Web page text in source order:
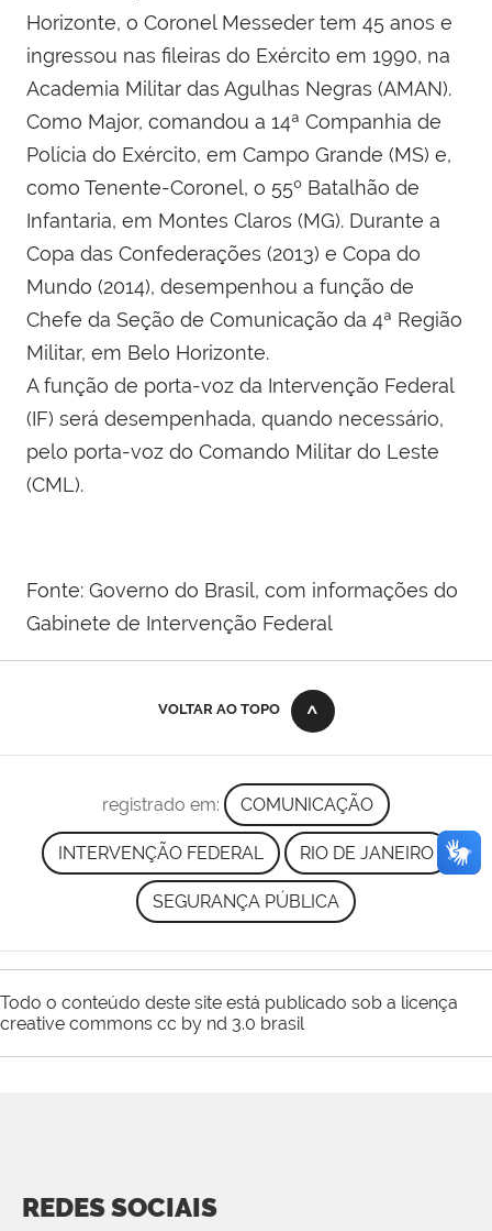
Horizonte, o Coronel Messeder tem 45 anos e
ingressou nas fileiras do Exército em 1990, na
Academia Militar das Agulhas Negras (AMAN).
Como Major, comandou a 14ª Companhia de
Polícia do Exército, em Campo Grande (MS) e,
como Tenente-Coronel, o 55º Batalhão de
Infantaria, em Montes Claros (MG). Durante a
Copa das Confederações (2013) e Copa do
Mundo (2014), desempenhou a função de
Chefe da Seção de Comunicação da 4ª Região
Militar, em Belo Horizonte.
A função de porta-voz da Intervenção Federal
(IF) será desempenhada, quando necessário,
pelo porta-voz do Comando Militar do Leste
(CML).
Fonte: Governo do Brasil, com informações do
Gabinete de Intervenção Federal
VOLTAR AO TOPO
registrado em: COMUNICAÇÃO
INTERVENÇÃO FEDERAL RIO DE JANEIRO
SEGURANÇA PÚBLICA
Todo o conteúdo deste site está publicado sob a licença
creative commons cc by nd 3.0 brasil
REDES SOCIAIS